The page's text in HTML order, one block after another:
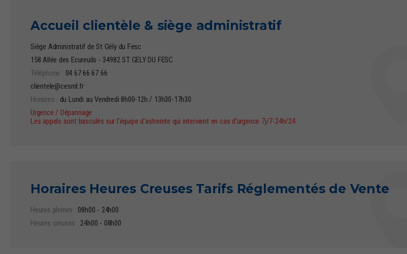
Accueil clientèle & siège administratif
Siège Administratif de St Gély du Fesc
158 Allée des Ecureuils - 34982 ST GELY DU FESC
Téléphone : 04 67 66 67 66
clientele@cesml.fr
Horaires : du Lundi au Vendredi 8h00-12h / 13h30-17h30
Urgence / Dépannage
Les appels sont basculés sur l'équipe d'astreinte qui intervient en cas d'urgence 7j/7-24h/24
Horaires Heures Creuses Tarifs Réglementés de Vente
Heures pleines : 08h00 - 24h00
Heures creuses : 24h00 - 08h00